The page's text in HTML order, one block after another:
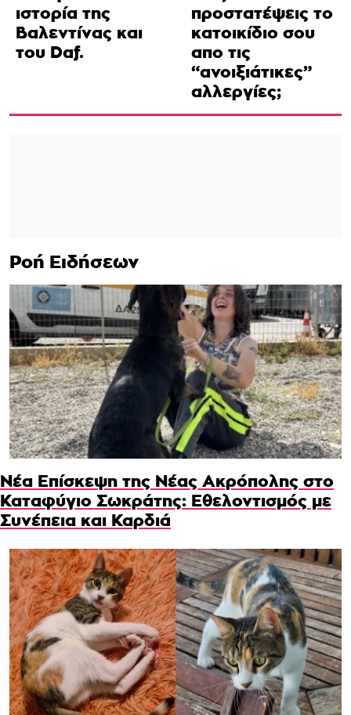
ιστορία της
Βαλεντίνας και
του Daf.
προστατέψεις το
κατοικίδιο σου
απο τις
“ανοιξιάτικες”
αλλεργίες;
Ροή Ειδήσεων
Νέα Επίσκεψη της Νέας Ακρόπολης στο
Καταφύγιο Σωκράτης: Εθελοντισμός με
Συνέπεια και Καρδιά